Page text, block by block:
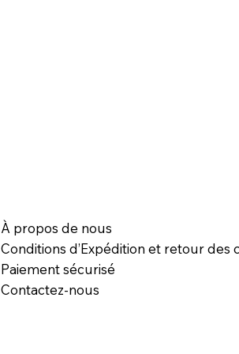
À propos de nous
Conditions d’Expédition et retour des
Paiement sécurisé
Contactez-nous